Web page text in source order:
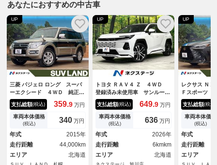
あなたにおすすめの中古車
UP
三菱 パジェロ ロング スーパ
ーエクシード ４ＷＤ 純正ナ
ビ サンルーフ ７人乗り ロ
ックフォードサウンドシステ
ム クルーズコントロール シ
ートヒーター パワーシート
ＨＩＤヘッドライト フォグラ
ンプ ドラレコ
支払総額(税込) 359.9 万円
車両本体価格
(税込) 340 万円
年式
2015年
走行距離
44,000km
エリア
北海道
UP
トヨタ ＲＡＶ４ Ｚ ４ＷＤ
登録済み未使用車 サンルー
フ モデリスタエアロ １２型
ナビ 全周囲カメラ トヨタセ
ーフティセンス ＢＳＭ デジ
タルインナーミラー メモリー
付パワーシート パークアシス
ト ＥＴＣ２．０
支払総額(税込) 649.9 万円
車両本体価格
(税込) 636 万円
年式
2026年
走行距離
6kmkm
エリア
北海道
UP
レクサス Ｎ
Ｆスポーツ
ＴＲＤエアロ
ン パノラマ
様 ３眼ＬＥ
１４型ディス
プラス 全周
バックドア
ション ＥＴ
支払総額(税込)
車両本体価格
(税込)
年式
走行距離
エリア